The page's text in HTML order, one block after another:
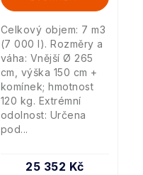
25 352 Kč
Celkový objem: 7 m3
(7 000 l). Rozměry a
váha: Vnější Ø 265
cm, výška 150 cm +
komínek; hmotnost
120 kg. Extrémní
odolnost: Určena
pod...